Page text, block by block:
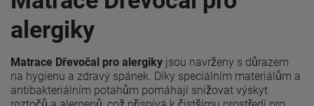
alergiky
Matrace Dřevočal pro alergiky jsou navrženy s důrazem
na hygienu a zdravý spánek. Díky speciálním materiálům a
antibakteriálním potahům pomáhají snižovat výskyt